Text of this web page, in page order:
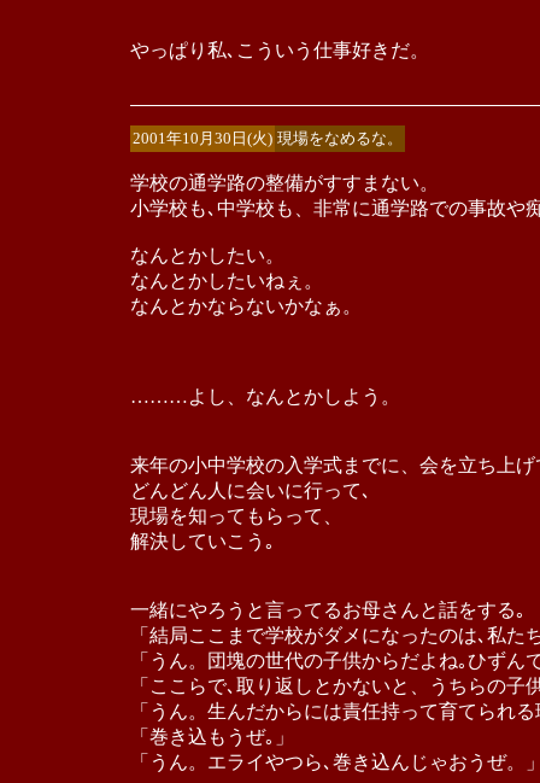
やっぱり私､こういう仕事好きだ。
2001年10月30日(火) 現場をなめるな。
学校の通学路の整備がすすまない。
小学校も､中学校も、非常に通学路での事故や
なんとかしたい。
なんとかしたいねぇ。
なんとかならないかなぁ。
………よし、なんとかしよう。
来年の小中学校の入学式までに、会を立ち上げ
どんどん人に会いに行って､
現場を知ってもらって、
解決していこう｡
一緒にやろうと言ってるお母さんと話をする｡
「結局ここまで学校がダメになったのは､私た
「うん。団塊の世代の子供からだよね｡ひずん
「ここらで､取り返しとかないと、うちらの子
「うん。生んだからには責任持って育てられ
「巻き込もうぜ｡」
「うん。エライやつら､巻き込んじゃおうぜ。